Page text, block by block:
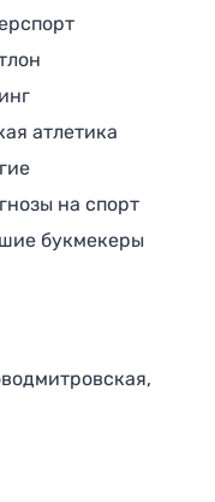
атлетика
на спорт
букмекеры